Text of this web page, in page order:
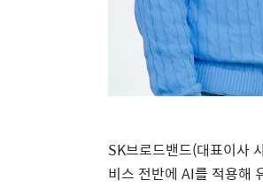
SK브로드밴드(대표이사
비스 전반에 AI를 적용해